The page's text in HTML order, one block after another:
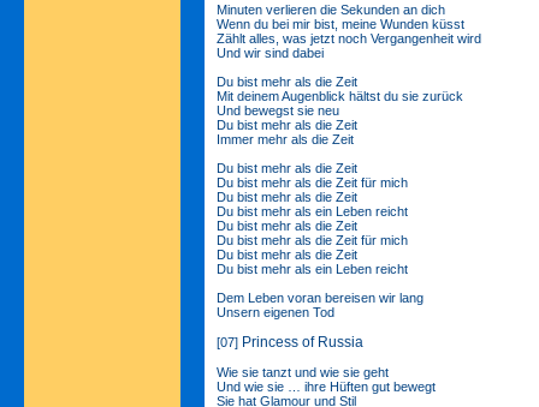
Minuten verlieren die Sekunden an dich
Wenn du bei mir bist, meine Wunden küsst
Zählt alles, was jetzt noch Vergangenheit wird
Und wir sind dabei
Du bist mehr als die Zeit
Mit deinem Augenblick hältst du sie zurück
Und bewegst sie neu
Du bist mehr als die Zeit
Immer mehr als die Zeit
Du bist mehr als die Zeit
Du bist mehr als die Zeit für mich
Du bist mehr als die Zeit
Du bist mehr als ein Leben reicht
Du bist mehr als die Zeit
Du bist mehr als die Zeit für mich
Du bist mehr als die Zeit
Du bist mehr als ein Leben reicht
Dem Leben voran bereisen wir lang
Unsern eigenen Tod
[07] Princess of Russia
Wie sie tanzt und wie sie geht
Und wie sie … ihre Hüften gut bewegt
Sie hat Glamour und Stil